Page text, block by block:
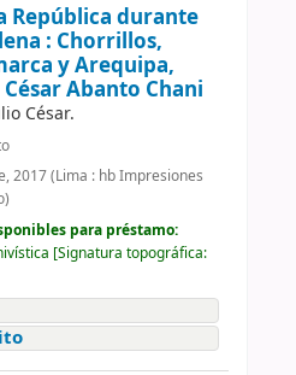
República durante
: Chorrillos,
y Arequipa,
Abanto Chani
César.
2017 (Lima : hb Impresiones
para préstamo:
[Signatura topográfica: